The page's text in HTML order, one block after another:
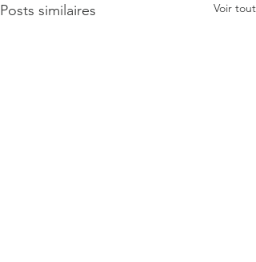
Posts similaires Voir tout